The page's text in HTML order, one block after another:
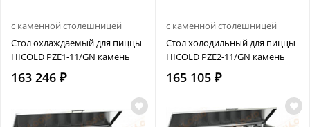
с каменной столешницей
Стол охлаждаемый для пиццы
HICOLD PZE1-11/GN камень
163 246 ₽
с каменной столешницей
Стол холодильный для пиццы
HICOLD PZE2-11/GN камень
165 105 ₽